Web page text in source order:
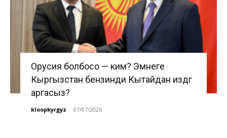
Орусия болбосо — ким? Эмнеге
Кыргызстан бензинди Кытайдан издөөгө
аргасыз?
kloopkyrgyz - 07/07/2026